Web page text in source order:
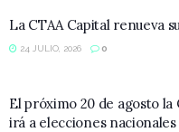
La CTAA Capital renueva
24 JULIO, 2026 0
El próximo 20 de agosto la
irá a elecciones nacionales